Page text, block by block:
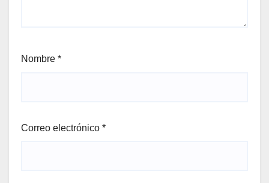
Nombre *
Correo electrónico *